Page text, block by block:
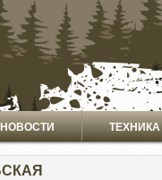
НОВОСТИ ТЕХНИКА